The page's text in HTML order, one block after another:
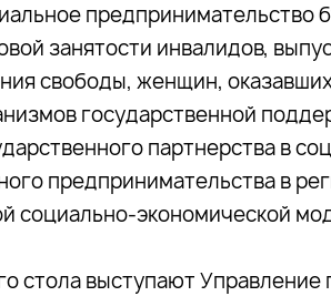
предпринимательство
занятости инвалидов,
свободы, женщин,
государственной
партнерства в
предпринимательства в
социально-экономической
стола выступают